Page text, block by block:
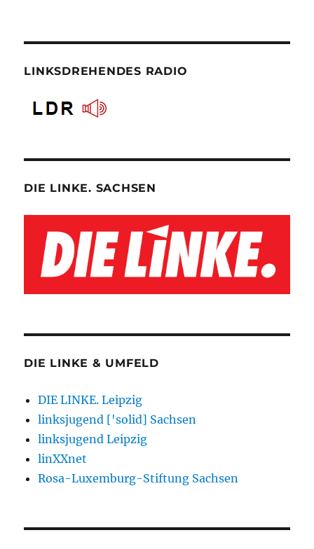
LINKSDREHENDES RADIO
DIE LINKE. SACHSEN
DIE LINKE & UMFELD
DIE LINKE. Leipzig
linksjugend ['solid] Sachsen
linksjugend Leipzig
linXXnet
Rosa-Luxemburg-Stiftung Sachsen